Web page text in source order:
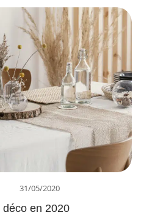
31/05/2020
en 2020